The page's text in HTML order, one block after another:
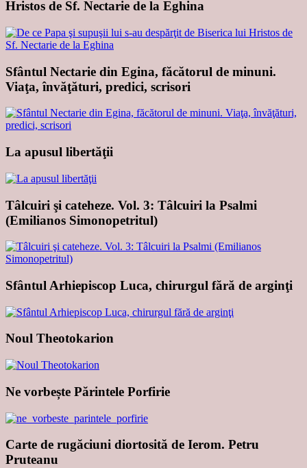
Hristos de Sf. Nectarie de la Eghina
Sfântul Nectarie din Egina, făcătorul de minuni.
Viaţa, învăţături, predici, scrisori
La apusul libertăţii
Tâlcuiri şi cateheze. Vol. 3: Tâlcuiri la Psalmi
(Emilianos Simonopetritul)
Sfântul Arhiepiscop Luca, chirurgul fără de arginţi
Noul Theotokarion
Ne vorbește Părintele Porfirie
Carte de rugăciuni diortosită de Ierom. Petru
Pruteanu